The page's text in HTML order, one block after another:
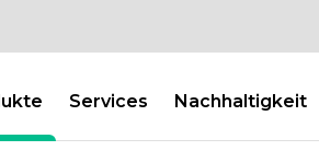
Services Nachhaltigkeit